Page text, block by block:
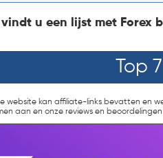
vindt u een lijst met Forex
Top
website kan affiliate-links bevatten en
aan en onze reviews en